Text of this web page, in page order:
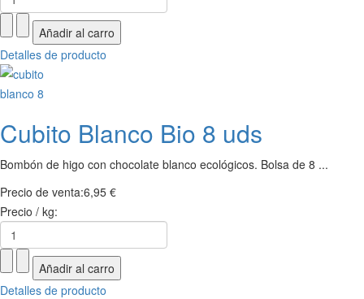
Detalles de producto
Cubito Blanco Bio 8 uds
Bombón de higo con chocolate blanco ecológicos. Bolsa de 8 ...
Precio de venta:6,95 €
Precio / kg:
Detalles de producto